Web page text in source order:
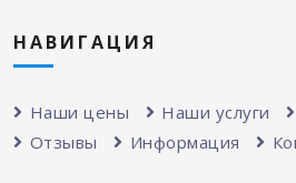
НАВИГАЦИЯ
Наши цены Наши услуги
Отзывы
Информация